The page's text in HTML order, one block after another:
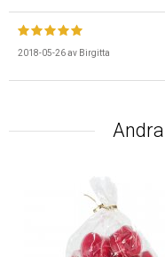
2018-05-26av Birgitta